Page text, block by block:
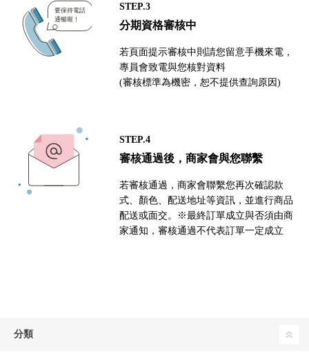
STEP.3
分期資格審核中
若頁面提示審核中則請您留意手機來電，
專員會致電與您核對資料
(審核標準為機密，恕不提供查詢原因)
STEP.4
審核通過後，商家會與您聯繫
若審核通過，商家會聯繫您再次確認款
式、顏色、配送地址等資訊，並進行商品
配送或面交。※最終訂單成立與否須由商
家通知，審核通過不代表訂單一定成立
分類